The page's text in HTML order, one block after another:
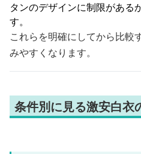
タンのデザインに制限がある
す。
これらを明確にしてから比較
みやすくなります。
条件別に見る激安白衣